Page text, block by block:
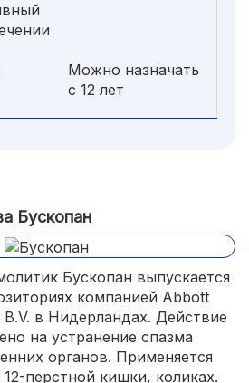
Можно назначать
с 12 лет
Бускопан
Бускопан выпускается
компанией Abbott
в Нидерландах. Действие
на устранение спазма
органов. Применяется
перстной кишки, коликах.